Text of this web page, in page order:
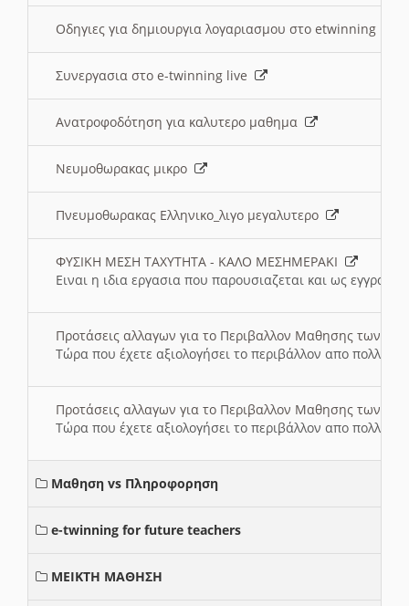
Οδηγιες για δημιουργια λογαριασμου στο etwinning
Συνεργασια στο e-twinning live
Ανατροφοδότηση για καλυτερο μαθημα
Νευμοθωρακας μικρο
Πνευμοθωρακας Ελληνικο_λιγο μεγαλυτερο
ΦΥΣΙΚΗ ΜΕΣΗ ΤΑΧΥΤΗΤΑ - ΚΑΛΟ ΜΕΣΗΜΕΡΑΚΙ
Ειναι η ιδια εργασια που παρουσιαζεται και ως
Προτάσεις αλλαγων για το Περιβαλλον Μαθησης των
Τώρα που έχετε αξιολογήσει το περιβάλλον απο πολλές
Προτάσεις αλλαγων για το Περιβαλλον Μαθησης των
Τώρα που έχετε αξιολογήσει το περιβάλλον απο πολλές
Μαθηση vs Πληροφορηση
e-twinning for future teachers
ΜΕΙΚΤΗ ΜΑΘΗΣΗ